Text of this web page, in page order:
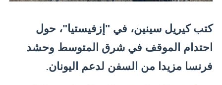
كتب كيريل سينين، في "إزفيستيا"، حول
احتدام الموقف في شرق المتوسط وحشد
فرنسا مزيدا من السفن لدعم اليونان.